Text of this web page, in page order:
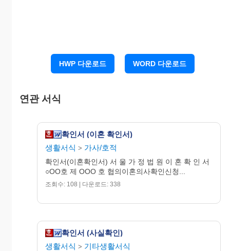
위 등본입니
다.
20OO. O. O.
서울가정법원
법원주사 O O
확인일시 20OO년 O
월 O일
날로부터 3개월이 경
과하면 그 효력이 상실
으면 기간내에 본적지
또는 주소지 관할 시.
합니다(당사자중 1인
HWP 다운로드 WORD 다운로드
연관 서식
확인서 (이혼 확인서)
생활서식 > 가사/호적
확인서(이혼확인서) 서 울 가 정 법 원 이 혼 확 인 서
○OO호 제 OOO 호 협의이혼의사확인신청...
조회수: 108 | 다운로드: 338
확인서 (사실확인)
생활서식 > 기타생활서식